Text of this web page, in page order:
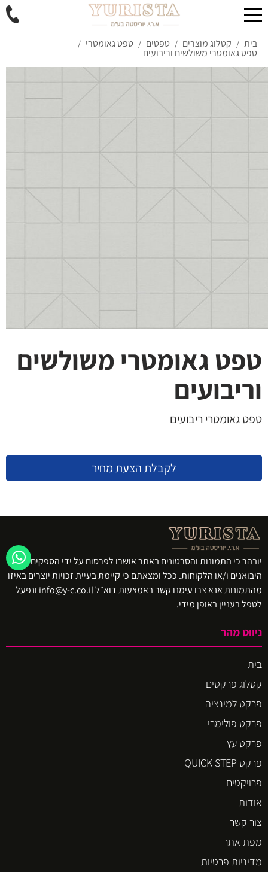
בית / קטלוג מוצרים / טפטים / טפט גאומטרי /
טפט גאומטרי משולשים וריבועים
טפט גאומטרי משולשים
וריבועים
טפט גאומטרי ריבועים
לקבלת הצעת מחיר
יובהר כי התמונות והסרטונים באתר אושרו לפרסום על ידי הספקים ו/או
היבואנים ו/או הלקוחות. ככל ומצאתם כי קיימת בעיית זכויות יוצרים באיזו
מהתמונות אנא צרו עימנו קשר באמצעות דוא״ל info@y-c.co.il ונפעל
לטפל בעניין באופן מידי.
ניווט מהר
בית
קטלוג פרקטים
פרקט למינציה
פרקט פולימרי
פרקט עץ
פרקט QUICK STEP
פרויקטים
אודות
צור קשר
מפת אתר
מדיניות פרטיות